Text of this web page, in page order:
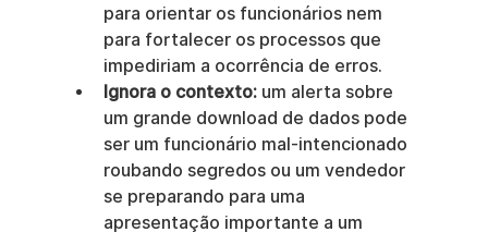
para orientar os funcionários nem
para fortalecer os processos que
impediriam a ocorrência de erros.
Ignora o contexto: um alerta sobre
um grande download de dados pode
ser um funcionário mal-intencionado
roubando segredos ou um vendedor
se preparando para uma
apresentação importante a um